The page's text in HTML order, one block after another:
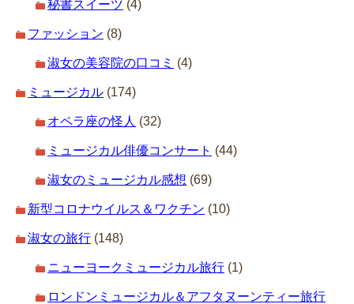
秘書スイーツ (4)
ファッション (8)
淑女の美容院の口コミ (4)
ミュージカル (174)
オペラ座の怪人 (32)
ミュージカル俳優コンサート (44)
淑女のミュージカル感想 (69)
新型コロナウイルス＆ワクチン (10)
淑女の旅行 (148)
ニューヨークミュージカル旅行 (1)
ロンドンミュージカル＆アフタヌーンティー旅行